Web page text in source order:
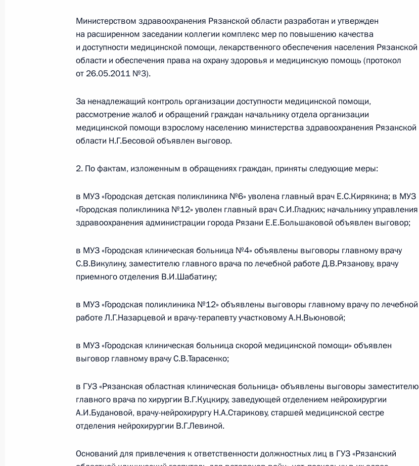
Рабочая встреча с исполняющим обязанности губернатора
Рязанской области Олегом Ковалёвым
23 августа 2012 года, 13:30
Президент принял отставку губернатора Рязанской области
11 июля 2012 года, 09:40
Продлён контроль поручения, данного по итогам работы
22 сентября 2011 года, 10:20
О ходе исполнения пункта 5 перечня поручений, данных
по итогам работы мобильной приёмной Президента в Рязанской
области
О ходе исполнения пункта 5 перечня поручений по итогам
работы мобильной приёмной Президента в Рязанской области
Встреча с главами ряда субъектов Российской Федерации
Министерством здравоохранения Рязанской области разработан и утвержден
на расширенном заседании коллегии комплекс мер по повышению качества
и доступности медицинской помощи, лекарственного обеспечения населения Рязанской
области и обеспечения права на охрану здоровья и медицинскую помощь (протокол
от 26.05.2011 №3).
За ненадлежащий контроль организации доступности медицинской помощи,
рассмотрение жалоб и обращений граждан начальнику отдела организации
медицинской помощи взрослому населению министерства здравоохранения Рязанской
области Н.Г.Бесовой объявлен выговор.
2. По фактам, изложенным в обращениях граждан, приняты следующие меры:
в МУЗ «Городская детская поликлиника №6» уволена главный врач Е.С.Кирякина; в МУЗ
«Городская поликлиника №12» уволен главный врач С.И.Гладких; начальнику управления
здравоохранения администрации города Рязани Е.Е.Большаковой объявлен выговор;
в МУЗ «Городская клиническая больница №4» объявлены выговоры главному врачу
С.В.Викулину, заместителю главного врача по лечебной работе Д.В.Рязанову, врачу
приемного отделения В.И.Шабатину;
в МУЗ «Городская поликлиника №12» объявлены выговоры главному врачу по лечебной
работе Л.Г.Назарцевой и врачу-терапевту участковому А.Н.Вьюновой;
в МУЗ «Городская клиническая больница скорой медицинской помощи» объявлен
выговор главному врачу С.В.Тарасенко;
в ГУЗ «Рязанская областная клиническая больница» объявлены выговоры заместителю
главного врача по хирургии В.Г.Куцкиру, заведующей отделением нейрохирургии
А.И.Будановой, врачу-нейрохирургу Н.А.Старикову, старшей медицинской сестре
отделения нейрохирургии В.Г.Левиной.
Оснований для привлечения к ответственности должностных лиц в ГУЗ «Рязанский